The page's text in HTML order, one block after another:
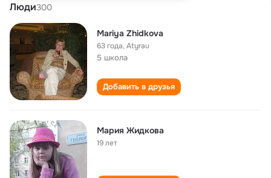
Люди300
Mariya Zhidkova
63 года,Atyrau
5 школа
Добавить в друзья
Мария Жидкова
19 лет